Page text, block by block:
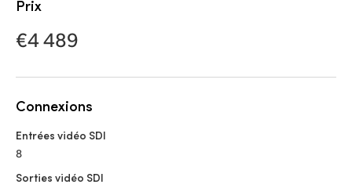
Poland
Prix
€4 489
Connexions
Entrées vidéo SDI
8
Sorties vidéo SDI